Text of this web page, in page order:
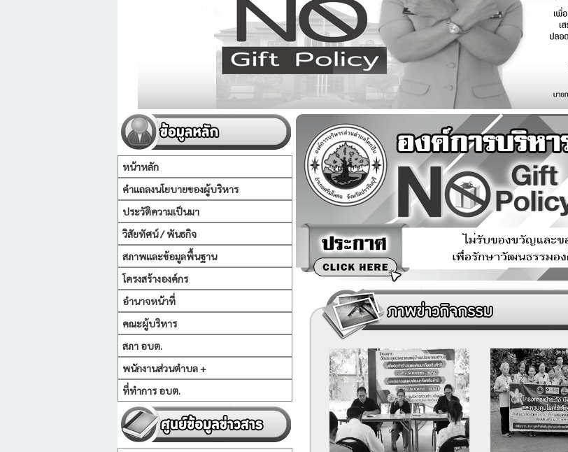
หน้าหลัก
คำแถลงนโยบายของผู้บริหาร
ประวัติความเป็นมา
วิสัยทัศน์ / พันธกิจ
สภาพและข้อมูลพื้นฐาน
โครงสร้างองค์กร
อำนาจหน้าที่
คณะผู้บริหาร
สภา อบต.
พนักงานส่วนตำบล +
ที่ทำการ อบต.